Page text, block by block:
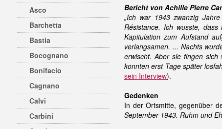
Asco
Barchetta
Bastia
Bocognano
Bonifacio
Cagnano
Calvi
Carbini
Bericht von Achille Pierre
„Ich war 1943 zwanzig
Résistance. Ich wusste, dass
Kapitulation zum Aufstand
verlangsamen. ... Nachts
erwischt. Aber sie fingen sich
konnten erst Tage später
sein Interview).
Gedenken
In der Ortsmitte, gegenüber
September 1943. Ruhm und